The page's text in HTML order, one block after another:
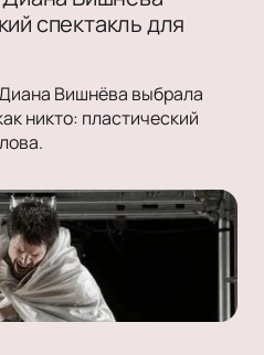
спектакль для
Вишнёва выбрала
никто: пластический